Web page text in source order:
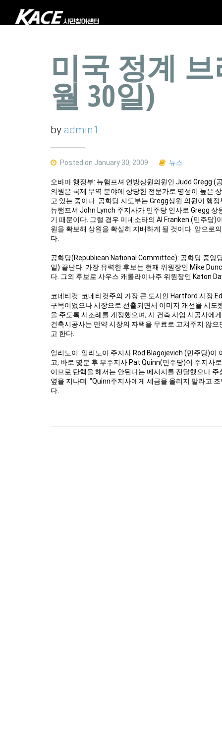
미국 정계 브
월 30일)
by admin1
Posted on January 30, 2009 뉴스
오바마 행정부: 뉴햄프셔 연방상원의원인 Judd Gregg (
의원은 국제 무역 분야에 상당한 전문가로 명성이 높은
고 있는 중이다. 공화당 지도부는 Gregg상원 의원이 행
뉴햄프셔 John Lynch 주지사가 민주당 인사로 Gregg
기 때문이다. 그럴 경우 미네소타의 Al Franken (민주당)
원을 확보해 상원을 확실히 지배하게 될 것이다. 앞으로
다.
공화당(Republican National Committee): 공화당 중앙
일) 끝난다. 가장 유력한 후보는 현재 위원장인 Mike
다. 그외 후보로 사우스 캐롤라이나주 위원장인 Katon
코네티컷: 코네티컷주의 가장 큰 도시인 Hartford 시장
구목이었으나 시장으로 선출되면서 이미지 개선을 시
을 주도록 시조례를 개정했으며, 시 건축 사업 시공사에
건축시공사는 만약 시장의 자택을 무료로 고쳐주지 않
고 한다.
일리노이: 일리노이 주지사 Rod Blagojevich (민주당)이
고, 바로 몇분 후 부주지사 Pat Quinn(민주당)이 주지사
이므로 탄핵을 해서는 안된다는 메시지를 전달했으나
옆을 지나며 “Quinn주지사에게 세금을 올리지 말라고
다.